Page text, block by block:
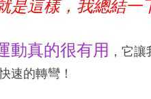
是這樣，我總結一
動真的很有用 ，它
速的轉彎！